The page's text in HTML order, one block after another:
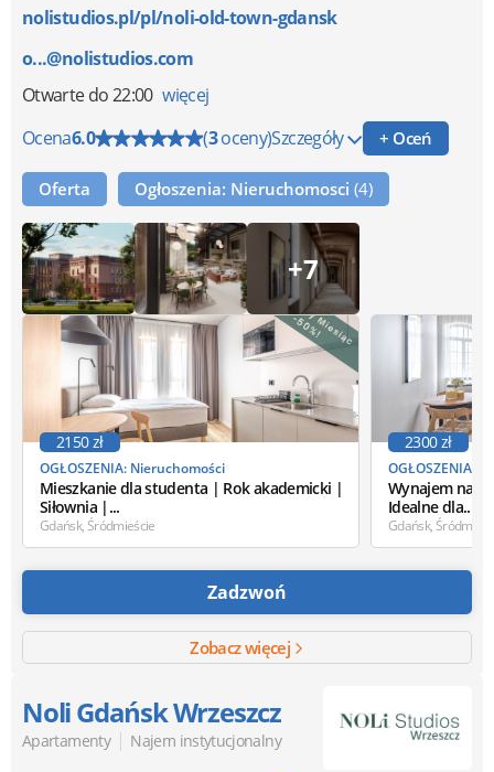
nolistudios.pl/pl/noli-old-town-gdansk
o...@nolistudios.com
Otwartedo 22:00 więcej
Ocena6.0 (3oceny)Szczegóły + Oceń
Oferta Ogłoszenia: Nieruchomosci (4)
+7
OGŁOSZENIA: Nieruchomości
Mieszkanie dla studenta | Rok akademicki |
Siłownia |...
2150 zł
Gdańsk, Śródmieście
OGŁOSZENIA:
Wynajem na
Idealne dla...
2300 zł
Gdańsk,
Zadzwoń
Zobacz więcej
Noli Gdańsk Wrzeszcz
Apartamenty | Najem instytucjonalny